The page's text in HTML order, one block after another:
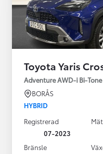
Från 360 900 kr
Från 3 548 kr/mån
Easy Billån
Toyota GR Supra
BENSIN
Toyota Yaris
Adventure AWD-i Bi-Tone
BORÅS
HYBRID
Registrerad
07-2023
Bränsle